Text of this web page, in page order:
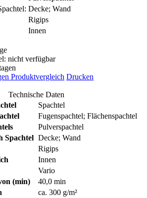
Decke; Wand
Rigips
Innen
nicht verfügbar
Produktvergleich Drucken
Technische Daten
Spachtel
Fugenspachtel; Flächenspachtel
Pulverspachtel
Spachtel Decke; Wand
Rigips
Innen
Vario
(min)
40,0 min
ca. 300 g/m²